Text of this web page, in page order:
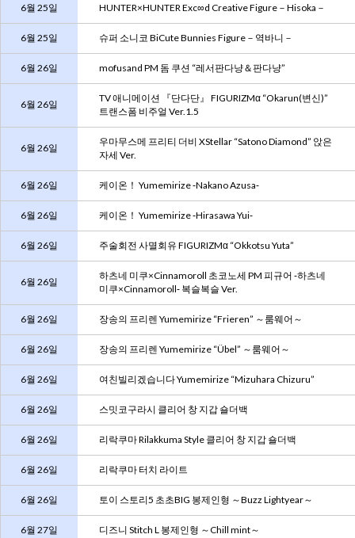
6월 25일 HUNTER×HUNTER Exc∞d Creative Figure－Hisoka－
6월 25일 슈퍼 소니코 BiCute Bunnies Figure－역바니－
6월 26일 mofusand PM 돔 쿠션 “레서판다냥＆판다냥”
6월 26일
TV 애니메이션 『단다단』 FIGURIZMα “Okarun(변신)”
트랜스폼 비주얼 Ver.1.5
6월 26일
우마무스메 프리티 더비 XStellar “Satono Diamond” 앉은
자세 Ver.
6월 26일 케이온！ Yumemirize ‐Nakano Azusa‐
6월 26일 케이온！ Yumemirize ‐Hirasawa Yui‐
6월 26일 주술회전 사멸회유 FIGURIZMα “Okkotsu Yuta”
6월 26일
하츠네 미쿠×Cinnamoroll 초코노세 PM 피규어 ‐하츠네
미쿠×Cinnamoroll‐ 복슬복슬 Ver.
6월 26일 장송의 프리렌 Yumemirize “Frieren” ～룸웨어～
6월 26일 장송의 프리렌 Yumemirize “Übel” ～룸웨어～
6월 26일 여친빌리겠습니다 Yumemirize “Mizuhara Chizuru”
6월 26일 스밋코구라시 클리어 창 지갑 숄더백
6월 26일 리락쿠마 Rilakkuma Style 클리어 창 지갑 숄더백
6월 26일 리락쿠마 터치 라이트
6월 26일 토이 스토리5 초초BIG 봉제인형 ～Buzz Lightyear～
6월 27일 디즈니 Stitch L 봉제인형 ～Chill mint～